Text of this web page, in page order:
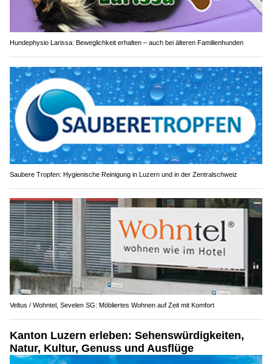
Hundephysio Larissa: Beweglichkeit erhalten – auch bei älteren Familienhunden
Saubere Tropfen: Hygienische Reinigung in Luzern und in der Zentralschweiz
Veltus / Wohntel, Sevelen SG: Möbliertes Wohnen auf Zeit mit Komfort
Kanton Luzern erleben: Sehenswürdigkeiten,
Natur, Kultur, Genuss und Ausflüge